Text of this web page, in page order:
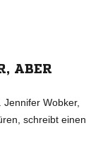
ABER
Jennifer Wobker,
schreibt einen